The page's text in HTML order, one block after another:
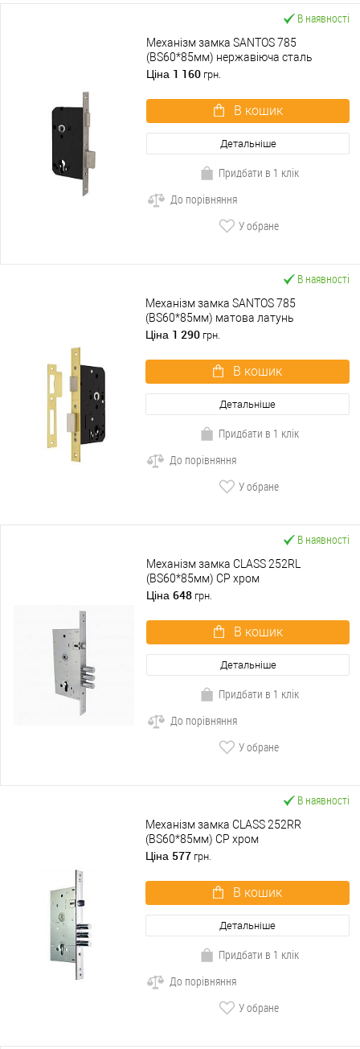
В наявності
Механізм замка SANTOS 785
(BS60*85мм) нержавіюча сталь
Ціна 1 160 грн.
В кошик
Детальніше
Придбати в 1 клік
До порівняння
У обране
В наявності
Механізм замка SANTOS 785
(BS60*85мм) матова латунь
Ціна 1 290 грн.
В кошик
Детальніше
Придбати в 1 клік
До порівняння
У обране
В наявності
Механізм замка CLASS 252RL
(BS60*85мм) CP хром
Ціна 648 грн.
В кошик
Детальніше
Придбати в 1 клік
До порівняння
У обране
В наявності
Механізм замка CLASS 252RR
(BS60*85мм) CP хром
Ціна 577 грн.
В кошик
Детальніше
Придбати в 1 клік
До порівняння
У обране